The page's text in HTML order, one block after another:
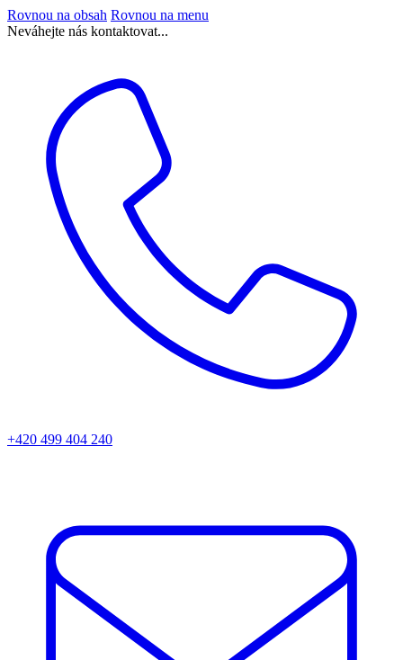
Rovnou na obsah Rovnou na menu
Neváhejte nás kontaktovat...
+420 499 404 240